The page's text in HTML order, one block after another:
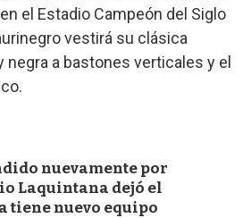
el Estadio Campeón del Siglo
vestirá su clásica
negra a bastones verticales y el
nuevamente por
Laquintana dejó el
tiene nuevo equipo